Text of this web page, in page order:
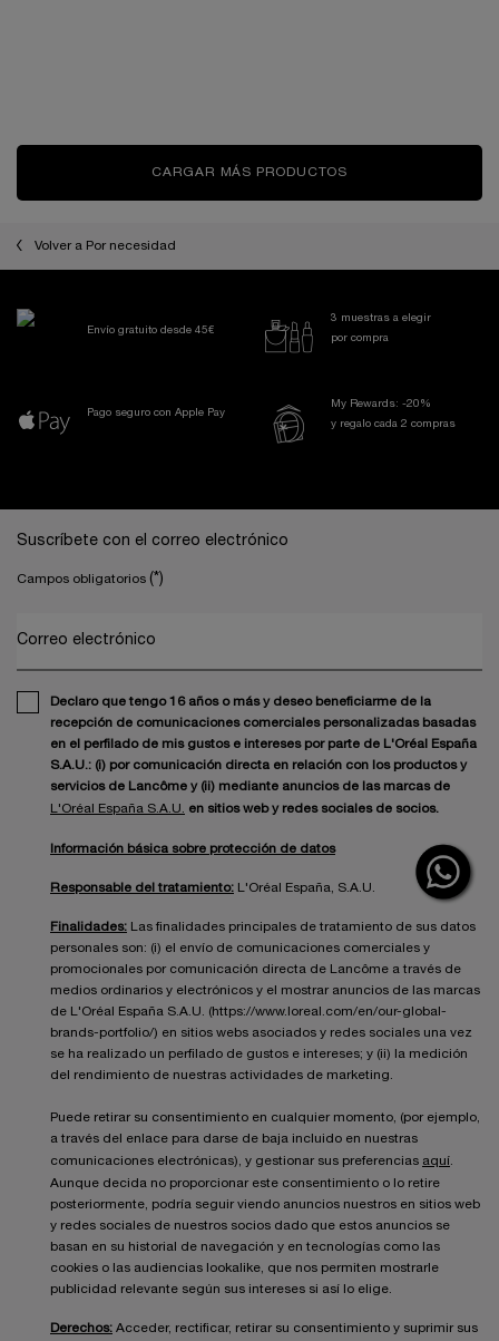
CARGAR MÁS PRODUCTOS
Volver a Por necesidad
Envío gratuito desde 45€
3 muestras a elegir
por compra
Pago seguro con Apple Pay
My Rewards: -20%
y regalo cada 2 compras
Suscríbete con el correo electrónico
Campos obligatorios (*)
Correo electrónico
Declaro que tengo 16 años o más y deseo beneficiarme de la
recepción de comunicaciones comerciales personalizadas basadas
en el perfilado de mis gustos e intereses por parte de L'Oréal España
S.A.U.: (i) por comunicación directa en relación con los productos y
servicios de Lancôme y (ii) mediante anuncios de las marcas de
L'Oréal España S.A.U.
en sitios web y redes sociales de socios.
Información básica sobre protección de datos
Responsable del tratamiento: L'Oréal España, S.A.U.
Finalidades: Las finalidades principales de tratamiento de sus datos
personales son: (i) el envío de comunicaciones comerciales y
promocionales por comunicación directa de Lancôme a través de
medios ordinarios y electrónicos y el mostrar anuncios de las marcas
de L'Oréal España S.A.U. (https://www.loreal.com/en/our-global-
brands-portfolio/) en sitios webs asociados y redes sociales una vez
se ha realizado un perfilado de gustos e intereses; y (ii) la medición
del rendimiento de nuestras actividades de marketing.
Puede retirar su consentimiento en cualquier momento, (por ejemplo,
a través del enlace para darse de baja incluido en nuestras
comunicaciones electrónicas), y gestionar sus preferencias aquí
Aunque decida no proporcionar este consentimiento o lo retire
posteriormente, podría seguir viendo anuncios nuestros en sitios web
y redes sociales de nuestros socios dado que estos anuncios se
basan en su historial de navegación y en tecnologías como las
cookies o las audiencias lookalike, que nos permiten mostrarle
publicidad relevante según sus intereses si así lo elige.
Derechos: Acceder, rectificar, retirar su consentimiento y suprimir sus